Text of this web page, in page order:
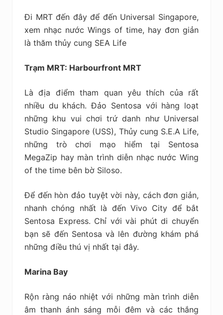
Đi MRT đến đây để đến Universal Singapore,
xem nhạc nước Wings of time, hay đơn giản
là thăm thủy cung SEA Life
Trạm MRT: Harbourfront MRT
Là địa điểm tham quan yêu thích của rất
nhiều du khách. Đảo Sentosa với hàng loạt
những khu vui chơi trứ danh như Universal
Studio Singapore (USS), Thủy cung S.E.A Life,
những trò chơi mạo hiểm tại Sentosa
MegaZip hay màn trình diễn nhạc nước Wing
of the time bên bờ Siloso.
Để đến hòn đảo tuyệt vời này, cách đơn giản,
nhanh chóng nhất là đến Vivo City để bắt
Sentosa Express. Chỉ với vài phút di chuyển
bạn sẽ đến Sentosa và lên đường khám phá
những điều thú vị nhất tại đây.
Marina Bay
Rộn ràng náo nhiệt với những màn trình diễn
âm thanh ánh sáng mỗi đêm và các thắng